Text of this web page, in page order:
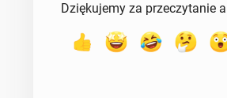
Dziękujemy za przeczytanie